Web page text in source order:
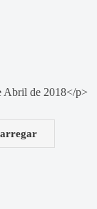
Abril de 2018</p>